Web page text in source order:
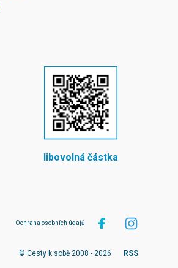
libovolná částka
Ochrana osobních údajů
© Cesty k sobě 2008 - 2026 RSS